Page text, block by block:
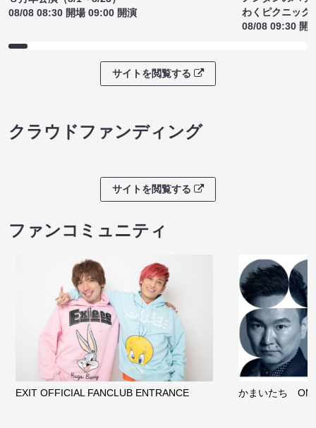
08/08 08:30 開場 09:00 開演
わくピクニック
08/08 09:30 開
サイトを閲覧する
クラウドファンディング
サイトを閲覧する
ファンコミュニティ
EXIT OFFICIAL FANCLUB ENTRANCE かまいたち